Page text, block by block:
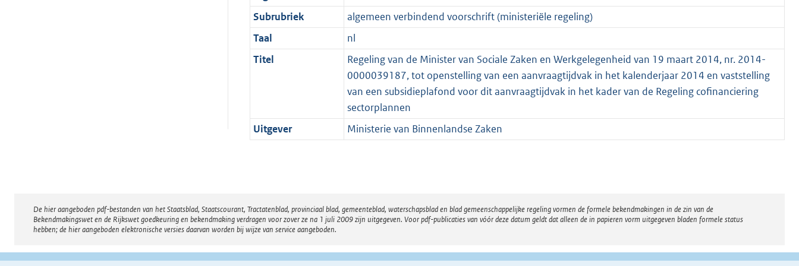
Subrubriek
algemeen verbindend voorschrift (ministeriële regeling)
Taal
nl
Titel
Regeling van de Minister van Sociale Zaken en Werkgelegenheid van 19 maart 2014, nr. 2014-
0000039187, tot openstelling van een aanvraagtijdvak in het kalenderjaar 2014 en vaststelling
van een subsidieplafond voor dit aanvraagtijdvak in het kader van de Regeling cofinanciering
sectorplannen
Uitgever
Ministerie van Binnenlandse Zaken
Disclaimer
De hier aangeboden pdf-bestanden van het Staatsblad, Staatscourant, Tractatenblad, provinciaal blad, gemeenteblad, waterschapsblad en blad gemeenschappelijke regeling vormen de formele bekendmakingen in de zin van de
Bekendmakingswet en de Rijkswet goedkeuring en bekendmaking verdragen voor zover ze na 1 juli 2009 zijn uitgegeven. Voor pdf-publicaties van vóór deze datum geldt dat alleen de in papieren vorm uitgegeven bladen formele status
hebben; de hier aangeboden elektronische versies daarvan worden bij wijze van service aangeboden.